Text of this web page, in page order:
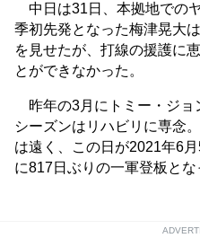
中日は31日、本拠地での
季初先発となった梅津晃大
を見せたが、打線の援護に
とができなかった。
昨年の3月にトミー・ジョ
シーズンはリハビリに専念
は遠く、この日が2021年6
に817日ぶりの一軍登板とな